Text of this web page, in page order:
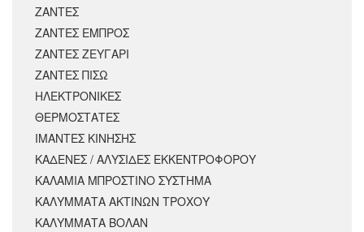
ΖΑΝΤΕΣ
ΖΑΝΤΕΣ ΕΜΠΡΟΣ
ΖΑΝΤΕΣ ΖΕΥΓΑΡΙ
ΖΑΝΤΕΣ ΠΙΣΩ
ΗΛΕΚΤΡΟΝΙΚΕΣ
ΘΕΡΜΟΣΤΑΤΕΣ
ΙΜΑΝΤΕΣ ΚΙΝΗΣΗΣ
ΚΑΔΕΝΕΣ / ΑΛΥΣΙΔΕΣ ΕΚΚΕΝΤΡΟΦΟΡΟΥ
ΚΑΛΑΜΙΑ ΜΠΡΟΣΤΙΝΟ ΣΥΣΤΗΜΑ
ΚΑΛΥΜΜΑΤΑ ΑΚΤΙΝΩΝ ΤΡΟΧΟΥ
ΚΑΛΥΜΜΑΤΑ ΒΟΛΑΝ